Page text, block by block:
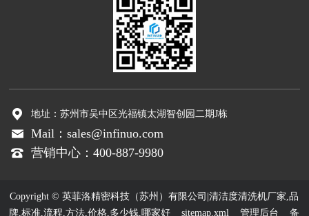
地址：苏州市吴中区光福镇太湖智创园二期J栋
Mail：sales@infinuo.com
营销中心：400-887-9980
Copyright © 英菲洛精密科技（苏州）有限公司|清洁度清洗机厂家,品
牌,标准,流程,方法,价格,多少钱,哪家好sitemap.xml 管理后台 备